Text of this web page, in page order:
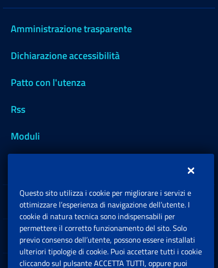
Amministrazione trasparente
Dichiarazione accessibilità
Patto con l'utenza
Rss
Moduli
Sedi e Contatti
Software
Questo sito utilizza i cookie per migliorare i servizi e
ottimizzare l’esperienza di navigazione dell’utente. I
cookie di natura tecnica sono indispensabili per
permettere il corretto funzionamento del sito. Solo
previo consenso dell’utente, possono essere installati
ulteriori tipologie di cookie. Puoi accettare tutti i cookie
cliccando sul pulsante ACCETTA TUTTI, oppure puoi